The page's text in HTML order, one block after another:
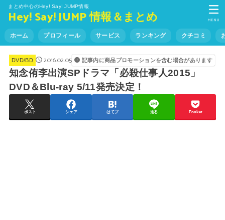
まとめ中心のHey! Say! JUMP情報
Hey! Say! JUMP 情報＆まとめ
ホーム プロフィール サービス ランキング クチコミ
MENU
DVD/BD 2016.02.05 記事内に商品プロモーションを含む場合があります
知念侑李出演SPドラマ「必殺仕事人2015」
DVD＆Blu-ray 5/11発売決定！
ポスト シェア はてブ 送る Pocket